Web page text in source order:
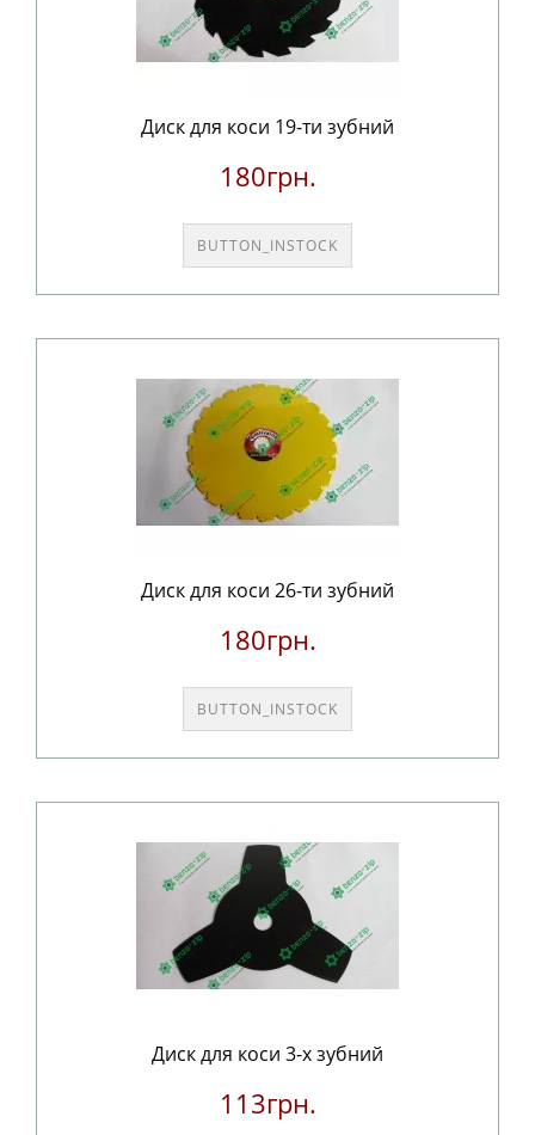
Диск для коси 19-ти зубний
180грн.
BUTTON_INSTOCK
Диск для коси 26-ти зубний
180грн.
BUTTON_INSTOCK
Диск для коси 3-х зубний
113грн.